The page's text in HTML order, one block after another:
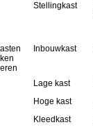
Stellingkast
Inbouwkast
Lage kast
Hoge kast
Kleedkast